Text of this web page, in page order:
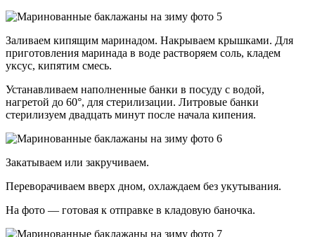
Заливаем кипящим маринадом. Накрываем крышками. Для
приготовления маринада в воде растворяем соль, кладем
уксус, кипятим смесь.
Устанавливаем наполненные банки в посуду с водой,
нагретой до 60°, для стерилизации. Литровые банки
стерилизуем двадцать минут после начала кипения.
Закатываем или закручиваем.
Переворачиваем вверх дном, охлаждаем без укутывания.
На фото — готовая к отправке в кладовую баночка.